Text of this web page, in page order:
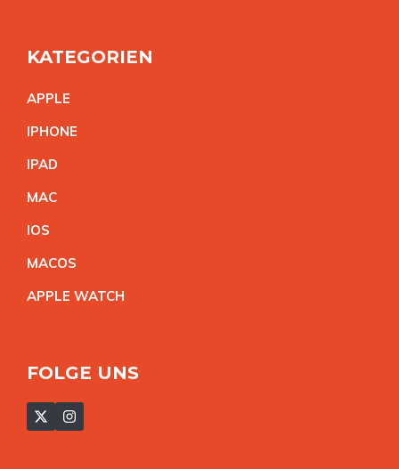
KATEGORIEN
APPLE
IPHONE
IPAD
MAC
IOS
MACOS
APPLE WATCH
FOLGE UNS